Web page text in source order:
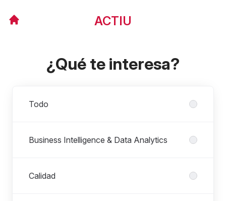
ACTIU
¿Qué te interesa?
Todo
Business Intelligence & Data Analytics
Calidad